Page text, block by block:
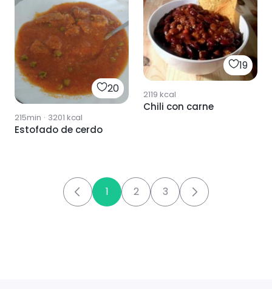
20
215min · 3201 kcal
Estofado de cerdo
19
2119 kcal
Chili con carne
1 2 3